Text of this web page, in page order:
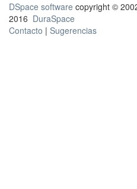
DSpace software copyright ©
2016 DuraSpace
Contacto | Sugerencias